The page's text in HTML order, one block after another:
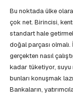
Bu noktada ülke
çok net. Birincisi,
standart hale
doğal parçası
gerçekten nasıl
kadar tüketiyor, suyu
bunları konuşmak
Bankaların,